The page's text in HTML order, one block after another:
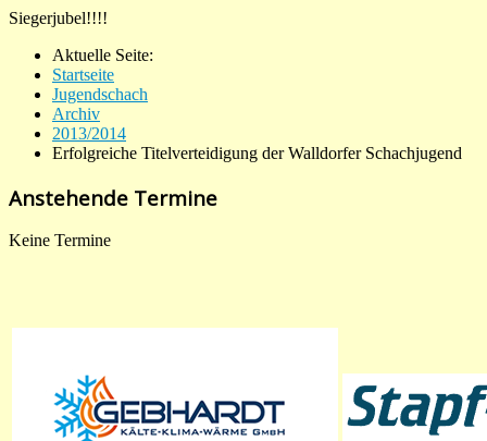
Siegerjubel!!!!
Aktuelle Seite:
Startseite
Jugendschach
Archiv
2013/2014
Erfolgreiche Titelverteidigung der Walldorfer Schachjugend
Anstehende Termine
Keine Termine